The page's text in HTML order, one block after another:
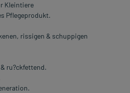
Kleintiere
Pflegeprodukt.
rissigen & schuppigen
ru?ckfettend.